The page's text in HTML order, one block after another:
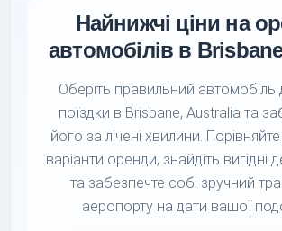
Найнижчі ціни на
автомобілів в
Оберіть правильний автомобіль
поїздки в Brisbane, Australia та
його за лічені хвилини.
варіанти оренди, знайдіть вигідні
та забезпечте собі зручний
аеропорту на дати вашої